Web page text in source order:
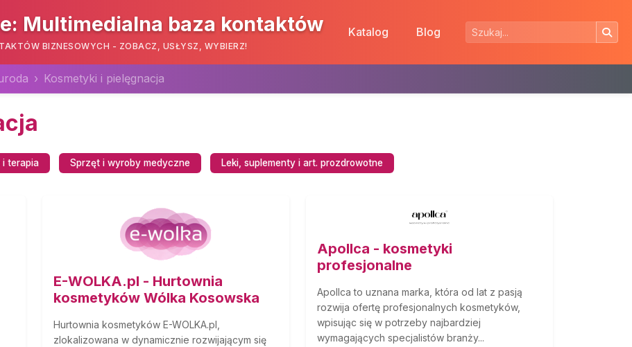
Multimedialna baza kontaktów
BIZNESOWYCH - ZOBACZ, USŁYSZ, WYBIERZ!
Katalog Blog
Kosmetyki i pielęgnacja
i terapia Sprzęt i wyroby medyczne Leki, suplementy i art. prozdrowotne
E-WOLKA.pl - Hurtownia
kosmetyków Wólka Kosowska
Hurtownia kosmetyków E-WOLKA.pl,
zlokalizowana w dynamicznie rozwijającym się
Apollca - kosmetyki
profesjonalne
Apollca to uznana marka, która od lat z pasją
rozwija ofertę profesjonalnych kosmetyków,
wpisując się w potrzeby najbardziej
wymagających specjalistów branży...